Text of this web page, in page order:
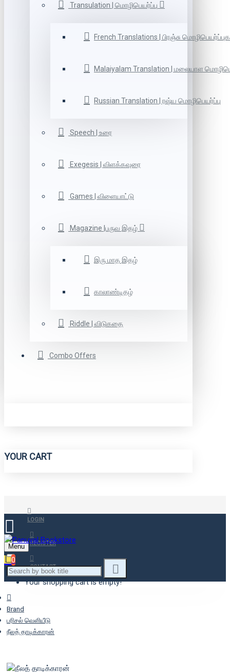
Transulation | மொழிபெயர்ப்பு
French Translations | பிரஞ்சு
Malaiyalam Translation | மலையாள
Russian Translation | ரஷ்ய மொழிபெயர்ப்பு
Speech | உரை
Exegesis | விளக்கவுரை
Games | விளையாட்டு
Magazine |பருவ இதழ்
இரு மாத இதழ்
காலாண்டிதழ்
Riddle | விடுகதை
Combo Offers
YOUR CART
LOGIN
REGISTER
CONTACT
Menu
0
Your shopping cart is empty!
Brand
பரிசல் வெளியீடு
நீலத் தாடிக்காரன்